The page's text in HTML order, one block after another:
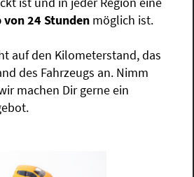
24 Stunden möglich ist.
auf den Kilometerstand, das
des Fahrzeugs an. Nimm
machen Dir gerne ein